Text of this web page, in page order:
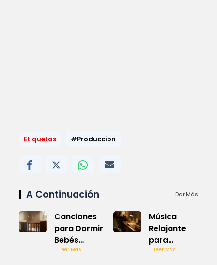
Etiquetas #Produccion
A Continuación Dar Más
Canciones
para Dormir
Bebés
Música
Leer Más
Música
Relajante
para
Estudiar y
Leer Más